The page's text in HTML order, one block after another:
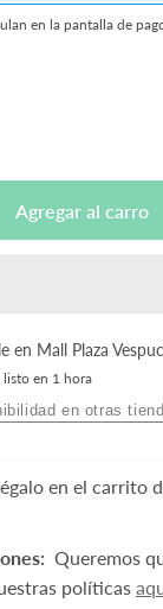
en la pantalla de
Agregar al carro
en Mall Plaza
listo en 1 hora
en otras
en el carrito
Queremos
políticas